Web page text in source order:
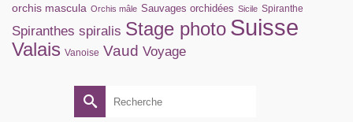
orchis mascula Orchis mâle Sauvages orchidées Sicile Spiranthe
Spiranthes spiralis Stage photo Suisse
Valais Vanoise Vaud Voyage
Rechercher :